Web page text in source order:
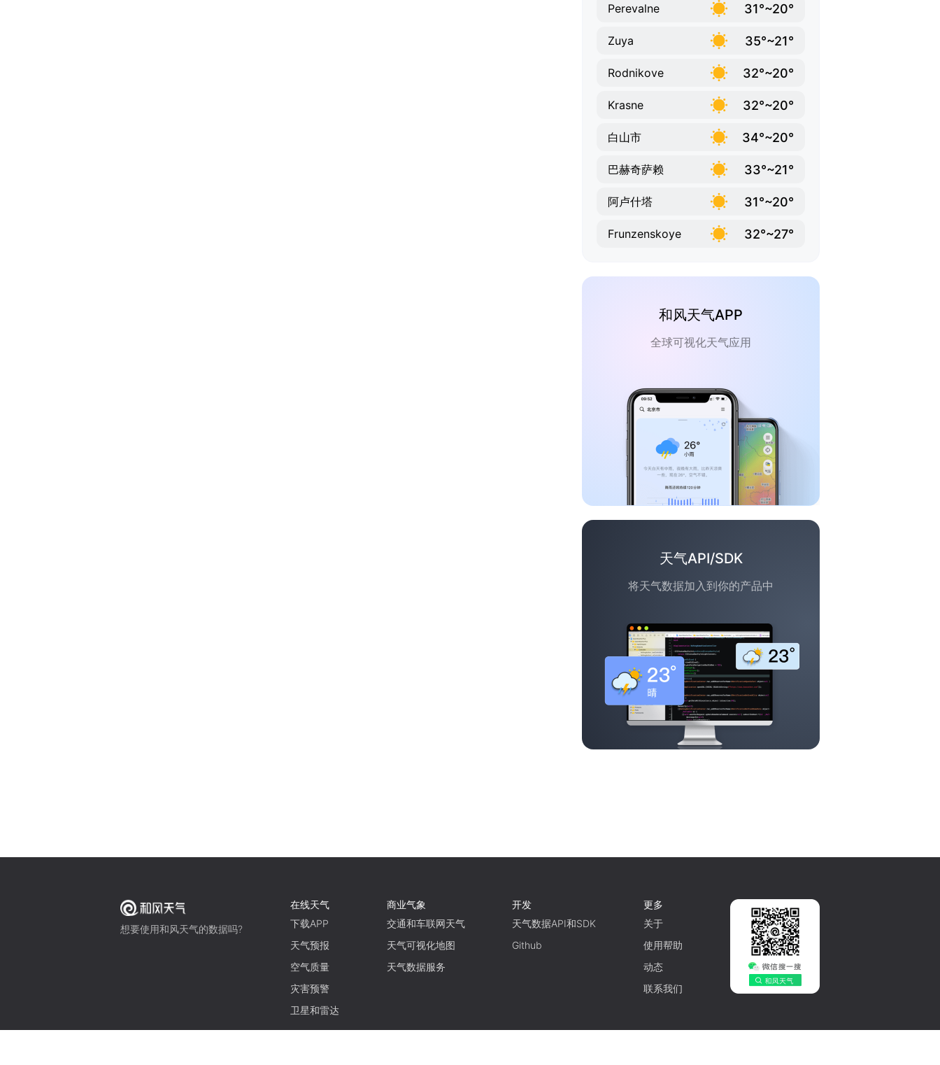
Perevalne 31°~20°
Zuya 35°~21°
Rodnikove 32°~20°
Krasne 32°~20°
白山市 34°~20°
巴赫奇萨赖 33°~21°
阿卢什塔 31°~20°
Frunzenskoye 32°~27°
和风天气APP
全球可视化天气应用
天气API/SDK
将天气数据加入到你的产品中
想要使用和风天气的数据吗?
在线天气
下载APP
天气预报
空气质量
灾害预警
卫星和雷达
商业气象
交通和车联网天气
天气可视化地图
天气数据服务
开发
天气数据API和SDK
Github
更多
关于
使用帮助
动态
联系我们